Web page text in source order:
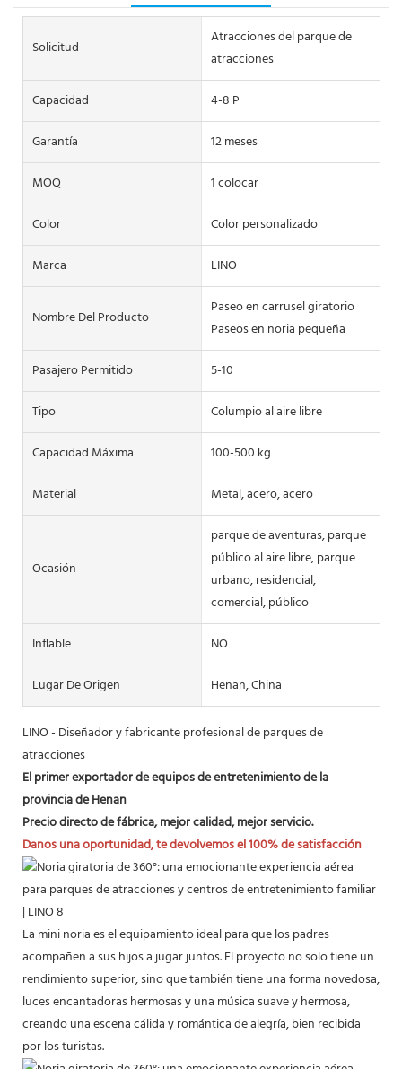
Solicitud
Atracciones del parque de
atracciones
Capacidad
4-8 P
Garantía
12 meses
MOQ
1 colocar
Color
Color personalizado
Marca
LINO
Nombre Del Producto
Paseo en carrusel giratorio
Paseos en noria pequeña
Pasajero Permitido
5-10
Tipo
Columpio al aire libre
Capacidad Máxima
100-500 kg
Material
Metal, acero, acero
Ocasión
parque de aventuras, parque
público al aire libre, parque
urbano, residencial,
comercial, público
Inflable
NO
Lugar De Origen
Henan, China
LINO - Diseñador y fabricante profesional de parques de
atracciones
El primer exportador de equipos de entretenimiento de la
provincia de Henan
Precio directo de fábrica, mejor calidad, mejor servicio.
Danos una oportunidad, te devolvemos el 100% de satisfacción
La mini noria es el equipamiento ideal para que los padres
acompañen a sus hijos a jugar juntos. El proyecto no solo tiene un
rendimiento superior, sino que también tiene una forma novedosa,
luces encantadoras hermosas y una música suave y hermosa,
creando una escena cálida y romántica de alegría, bien recibida
por los turistas.